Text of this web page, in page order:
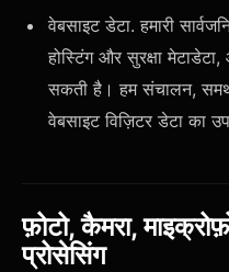
वेबसाइट डेटा. हमारी
होस्टिंग और सुरक्षा
सकती है। हम संचालन,
वेबसाइट विज़िटर डेटा का
फ़ोटो, कैमरा,
प्रोसेसिंग